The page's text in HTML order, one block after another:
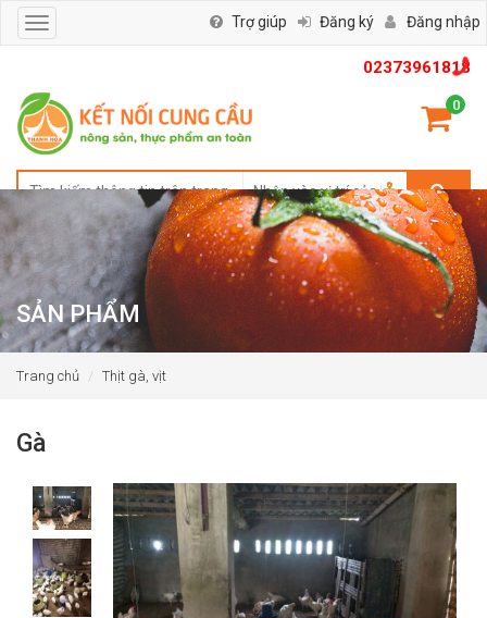
02373961818
0
Toggle
navigation
Trợ giúp Đăng ký Đăng nhập
SẢN PHẨM
Trang chủ Thịt gà, vịt
Gà